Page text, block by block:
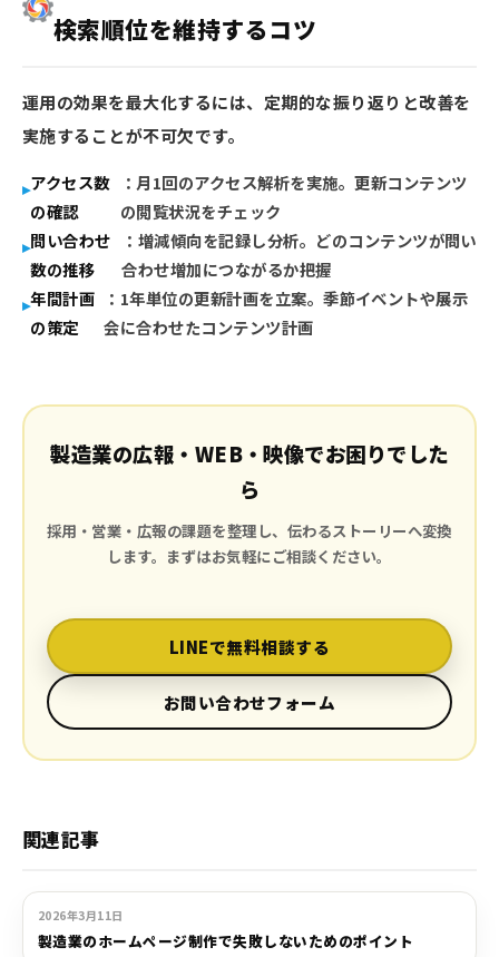
検索順位を維持するコツ
運用の効果を最大化するには、定期的な振り返りと改善を
実施することが不可欠です。
アクセス数
の確認
：月1回のアクセス解析を実施。更新コンテンツ
の閲覧状況をチェック
問い合わせ
数の推移
：増減傾向を記録し分析。どのコンテンツが問い
合わせ増加につながるか把握
年間計画
の策定
：1年単位の更新計画を立案。季節イベントや展示
会に合わせたコンテンツ計画
製造業の広報・WEB・映像でお困りでした
ら
採用・営業・広報の課題を整理し、伝わるストーリーへ変換
します。まずはお気軽にご相談ください。
LINEで無料相談する
お問い合わせフォーム
関連記事
HP制作
2026年3月11日
製造業のホームページ制作で失敗しないためのポイント